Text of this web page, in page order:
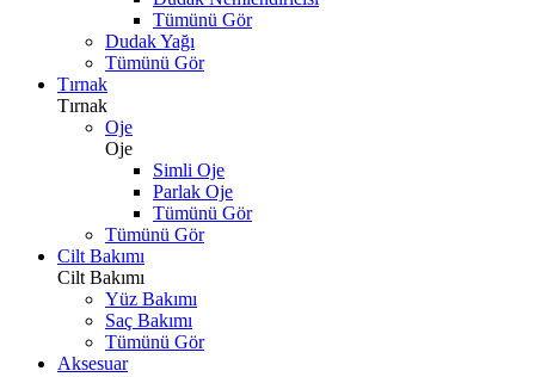
Tümünü Gör
Dudak Yağı
Tümünü Gör
Tırnak
Tırnak
Oje
Oje
Simli Oje
Parlak Oje
Tümünü Gör
Tümünü Gör
Cilt Bakımı
Cilt Bakımı
Yüz Bakımı
Saç Bakımı
Tümünü Gör
Aksesuar